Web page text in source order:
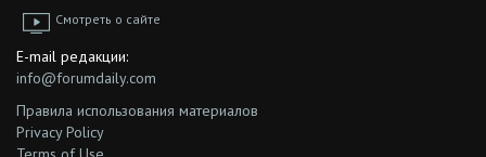
Смотреть о сайте
E-mail редакции:
info@forumdaily.com
Правила использования материалов
Privacy Policy